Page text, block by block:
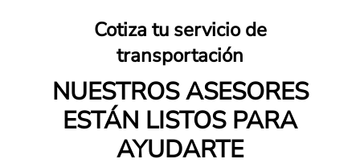
Cotiza tu servicio de
transportación
NUESTROS ASESORES
ESTÁN LISTOS PARA
AYUDARTE